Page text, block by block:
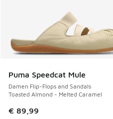
Puma Speedcat Mule
Damen Flip-Flops and Sandals
Toasted Almond - Melted Caramel
€ 89,99